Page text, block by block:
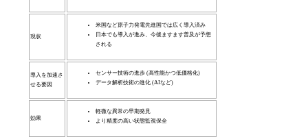
現状
米国など原子力発電先進国では広く導入済み
日本でも導入が進み、今後ますます普及が予想
される
導入を加速さ
せる要因
センサー技術の進歩 (高性能かつ低価格化)
データ解析技術の進化 (AIなど)
効果
軽微な異常の早期発見
より精度の高い状態監視保全